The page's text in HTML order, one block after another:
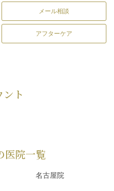
メール相談
アフターケア
ト
医院一覧
名古屋院